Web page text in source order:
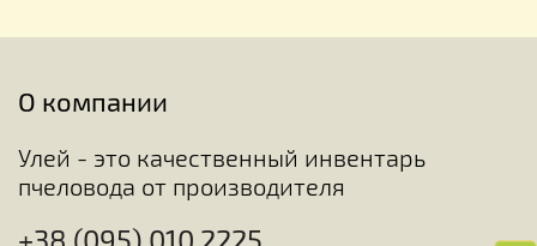
О компании
Улей - это качественный инвентарь
пчеловода от производителя